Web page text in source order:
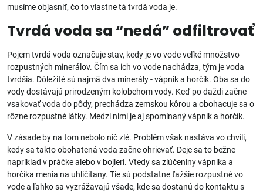
musíme objasniť, čo to vlastne tá tvrdá voda je.
Tvrdá voda sa “nedá” odfiltrovať
Pojem tvrdá voda označuje stav, kedy je vo vode veľké množstvo
rozpustných minerálov. Čím sa ich vo vode nachádza, tým je voda
tvrdšia. Dôležité sú najmä dva minerály - vápnik a horčík. Oba sa do
vody dostávajú prirodzeným kolobehom vody. Keď po daždi začne
vsakovať voda do pôdy, prechádza zemskou kôrou a obohacuje sa o
rôzne rozpustné látky. Medzi nimi je aj spomínaný vápnik a horčík.
V zásade by na tom nebolo nič zlé. Problém však nastáva vo chvíli,
kedy sa takto obohatená voda začne ohrievať. Deje sa to bežne
napríklad v práčke alebo v bojleri. Vtedy sa zlúčeniny vápnika a
horčíka menia na uhličitany. Tie sú podstatne ťažšie rozpustné vo
vode a ľahko sa vyzrážavajú všade, kde sa dostanú do kontaktu s